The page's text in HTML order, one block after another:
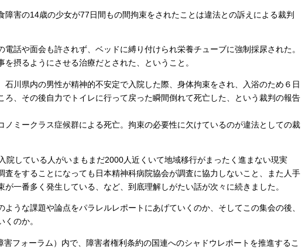
障害の14歳の少女が77日間もの間拘束をされたことは違法との訴えによる裁判
電話や面会も許されず、ベッドに縛り付けられ栄養チューブに強制採尿された。
を摂るようにさせる治療だとされた、ということ。
石川県内の男性が精神的不安定で入院した際、身体拘束をされ、入浴のため６日
ろ、その後自力でトイレに行って戻った瞬間倒れて死亡した、という裁判の報告
ノミークラス症候群による死亡。拘束の必要性に欠けているのが違法としての裁
院している人がいまもまだ2000人近くいて地域移行がまったく進まない現実
査をすることになっても日本精神科病院協会が調査に協力しないこと、また人手
が一番多く発生している、など、到底理解しがたい話が次々に続きました。
ような課題や論点をパラレルレポートにあげていくのか、そしてこの集会の後、
くのか。
害フォーラム）内で、障害者権利条約の国連へのシャドウレポートを推進するこ